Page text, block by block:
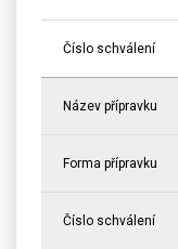
Číslo schválení
Název přípravku
Forma přípravku
Číslo schválení